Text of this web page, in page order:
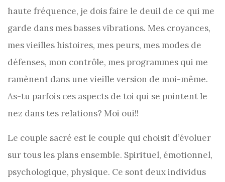
haute fréquence, je dois faire le deuil de ce qui me
garde dans mes basses vibrations. Mes croyances,
mes vieilles histoires, mes peurs, mes modes de
défenses, mon contrôle, mes programmes qui me
ramènent dans une vieille version de moi-même.
As-tu parfois ces aspects de toi qui se pointent le
nez dans tes relations? Moi oui!!
Le couple sacré est le couple qui choisit d’évoluer
sur tous les plans ensemble. Spirituel, émotionnel,
psychologique, physique. Ce sont deux individus